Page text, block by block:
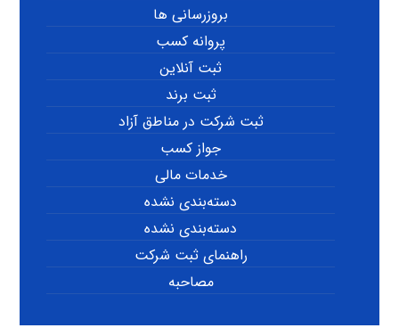
بروزرسانی ها
پروانه کسب
ثبت آنلاین
ثبت برند
ثبت شرکت در مناطق آزاد
جواز کسب
خدمات مالی
دسته‌بندی نشده
دسته‌بندی نشده
راهنمای ثبت شرکت
مصاحبه